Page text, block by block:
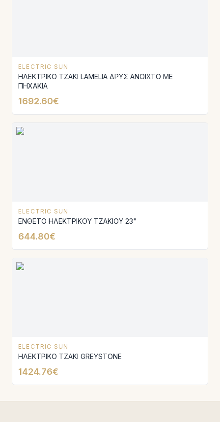
ELECTRIC SUN
ΗΛΕΚΤΡΙΚΟ ΤΖΑΚΙ LAMELIA ΔΡΥΣ ΑΝΟΙΧΤΟ ΜΕ
ΠΗΧΑΚΙΑ
1692.60€
ELECTRIC SUN
ΕΝΘΕΤΟ ΗΛΕΚΤΡΙΚΟΥ ΤΖΑΚΙΟΥ 23"
644.80€
ELECTRIC SUN
ΗΛΕΚΤΡΙΚΟ ΤΖΑΚΙ GREYSTONE
1424.76€